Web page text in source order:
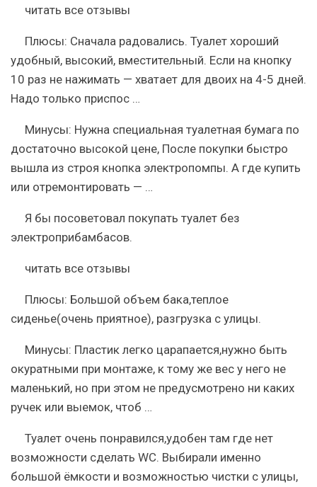
читать все отзывы
Плюсы: Сначала радовались. Туалет хороший
удобный, высокий, вместительный. Если на кнопку
10 раз не нажимать — хватает для двоих на 4-5 дней.
Надо только приспос …
Минусы: Нужна специальная туалетная бумага по
достаточно высокой цене, После покупки быстро
вышла из строя кнопка электропомпы. А где купить
или отремонтировать — …
Я бы посоветовал покупать туалет без
электроприбамбасов.
читать все отзывы
Плюсы: Большой объем бака,теплое
сиденье(очень приятное), разгрузка с улицы.
Минусы: Пластик легко царапается,нужно быть
окуратными при монтаже, к тому же вес у него не
маленький, но при этом не предусмотрено ни каких
ручек или выемок, чтоб …
Туалет очень понравился,удобен там где нет
возможности сделать WC. Выбирали именно
большой ёмкости и возможностью чистки с улицы,